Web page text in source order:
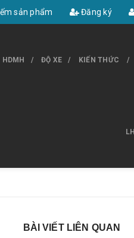
sản phẩm Đăng ký
HDMH ĐỘ XE KIẾN THỨC
LH
BÀI VIẾT LIÊN QUAN